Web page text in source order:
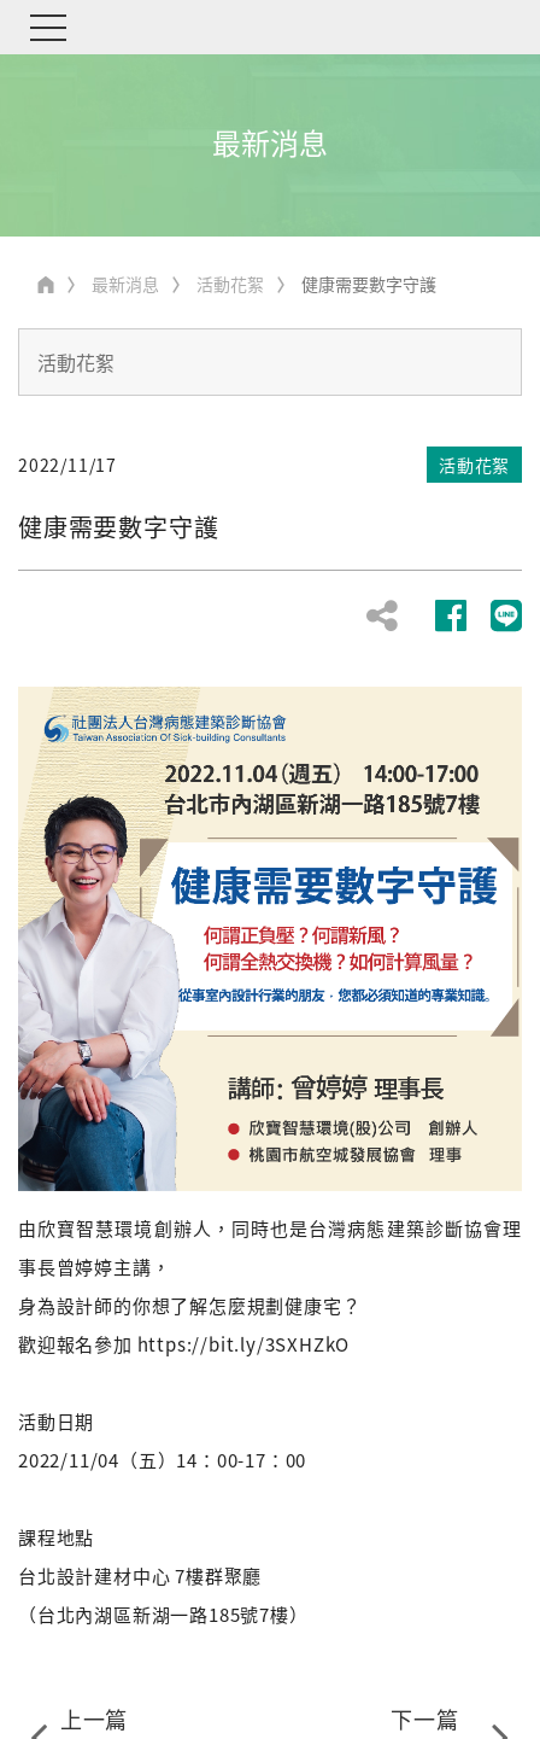
最新消息
最新消息 活動花絮 健康需要數字守護
2022/11/17 活動花絮
健康需要數字守護
由欣寶智慧環境創辦人，同時也是台灣病態建築診斷協會理
事長曾婷婷主講，
身為設計師的你想了解怎麼規劃健康宅？
歡迎報名參加 https://bit.ly/3SXHZkO
活動日期
2022/11/04（五）14：00-17：00
課程地點
台北設計建材中心 7樓群聚廳
（台北內湖區新湖一路185號7樓）
上一篇 下一篇